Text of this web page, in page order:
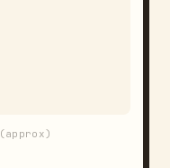
(approx)